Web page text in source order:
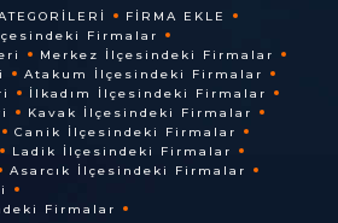
FIRMA EKLE
Firmalar
Merkez İlçesindeki Firmalar
Atakum İlçesindeki Firmalar
İlkadım İlçesindeki Firmalar
Kavak İlçesindeki Firmalar
Canik İlçesindeki Firmalar
Ladik İlçesindeki Firmalar
Asarcık İlçesindeki Firmalar
Firmalar